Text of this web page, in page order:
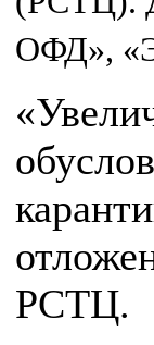
ОФД»,
РСТЦ.